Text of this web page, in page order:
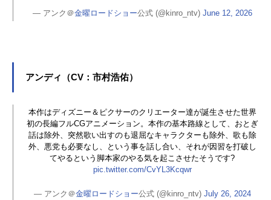
— アンク＠金曜ロードショー公式 (@kinro_ntv) June 12, 2026
アンディ（CV：市村浩佑）
本作はディズニー＆ピクサーのクリエーター達が誕生させた世界
初の長編フルCGアニメーション。本作の基本路線として、おとぎ
話は除外、突然歌い出すのも退屈なキャラクターも除外、歌も除
外、悪党も必要なし、という事を話し合い、それが因習を打破し
てやるという脚本家のやる気を起こさせたそうです?
pic.twitter.com/CvYL3Kcqwr
— アンク＠金曜ロードショー公式 (@kinro_ntv) July 26, 2024